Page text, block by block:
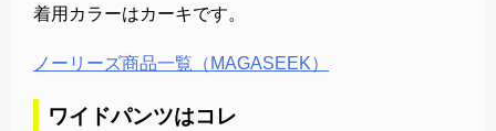
着用カラーはカーキです。
ノーリーズ商品一覧（MAGASEEK）
ワイドパンツはコレ